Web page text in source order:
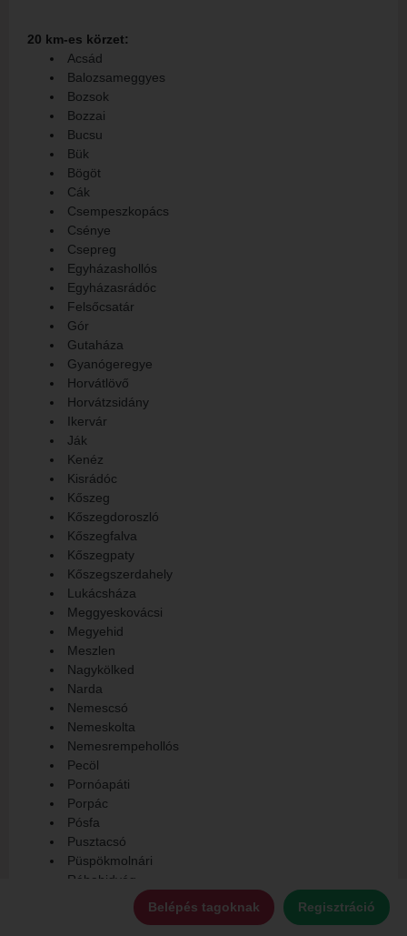
Belépés tagoknak Regisztráció
20 km-es körzet:
Acsád
Balozsameggyes
Bozsok
Bozzai
Bucsu
Bük
Bögöt
Cák
Csempeszkopács
Csénye
Csepreg
Egyházashollós
Egyházasrádóc
Felsőcsatár
Gór
Gutaháza
Gyanógeregye
Horvátlövő
Horvátzsidány
Ikervár
Ják
Kenéz
Kisrádóc
Kőszeg
Kőszegdoroszló
Kőszegfalva
Kőszegpaty
Kőszegszerdahely
Lukácsháza
Meggyeskovácsi
Megyehid
Meszlen
Nagykölked
Narda
Nemescsó
Nemeskolta
Nemesrempehollós
Pecöl
Pornóapáti
Porpác
Pósfa
Pusztacsó
Püspökmolnári
Rábahidvég
Rádóckölked